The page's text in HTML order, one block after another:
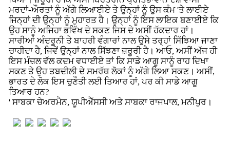
ਮਰਦਾਂ-ਔਰਤਾਂ ਨੂੰ ਅੱਗੇ ਲਿਆਈਏ ਤੇ ਉਨ੍ਹਾਂ ਨੂੰ ਉਸ ਕੰਮ 'ਤੇ ਲਾਈਏ
ਜਿਨ੍ਹਾਂ ਦੀ ਉਨ੍ਹਾਂ ਨੂੰ ਮੁਹਾਰਤ ਹੈ। ਉਨ੍ਹਾਂ ਨੂੰ ਇਸ ਲਾਇਕ ਬਣਾਈਏ ਕਿ
ਉਹ ਸਾਨੂੰ ਅਜਿਹਾ ਭਵਿੱਖ ਦੇ ਸਕਣ ਜਿਸ ਦੇ ਅਸੀਂ ਹੱਕਦਾਰ ਹਾਂ।
ਸਾਰੀਆਂ ਅੰਦਰੂਨੀ ਤੇ ਬਾਹਰੀ ਵੰਗਾਰਾਂ ਨਾਲ ਉਸੇ ਤਰ੍ਹਾਂ ਸਿੱਝਿਆ ਜਾਣਾ
ਚਾਹੀਦਾ ਹੈ, ਜਿਵੇਂ ਉਨ੍ਹਾਂ ਨਾਲ ਸਿੱਝਣਾ ਜ਼ਰੂਰੀ ਹੈ। ਆਓ, ਅਸੀਂ ਅੱਜ ਹੀ
ਇਸ ਮੰਜ਼ਲ ਵੱਲ ਕਦਮ ਵਧਾਈਏ ਤਾਂ ਕਿ ਸਾਡੇ ਆਗੂ ਸਾਨੂੰ ਰਾਹ ਦਿਖਾ
ਸਕਣ ਤੇ ਉਹ ਤਬਦੀਲੀ ਦੇ ਸਮਰੱਥ ਲੋਕਾਂ ਨੂੰ ਅੱਗੇ ਲਿਆ ਸਕਣ। ਅਸੀਂ,
ਭਾਰਤ ਦੇ ਲੋਕ ਇਸ ਚੁਣੌਤੀ ਲਈ ਤਿਆਰ ਹਾਂ, ਪਰ ਕੀ ਸਾਡੇ ਆਗੂ
ਤਿਆਰ ਹਨ?
' ਸਾਬਕਾ ਚੇਅਰਮੈਨ, ਯੂਪੀਐੱਸਸੀ ਅਤੇ ਸਾਬਕਾ ਰਾਜਪਾਲ, ਮਨੀਪੁਰ।